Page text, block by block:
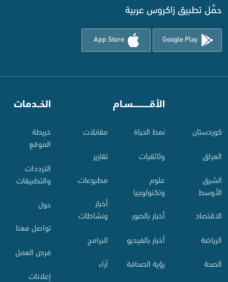
حمِّل تطبيق زاكروس عربية
Google Play
App Store
کوردستان
العراق
الشرق
الأوسط
الاقتصاد
الرياضة
الصحة
الأقـــــــــــسـام
نمط الحياة
وثائقيات
علوم
وتكنولوجيا
أخبار بالصور
أخبار بالفيديو
رؤية الصحافة
مقابلات
تقارير
مطبوعات
أخبار
ونشاطات
البرامج
آراء
الخــدمات
خريطة
الموقع
الترددات
والتطبيقات
حول
تواصل معنا
فرص العمل
إعلانات